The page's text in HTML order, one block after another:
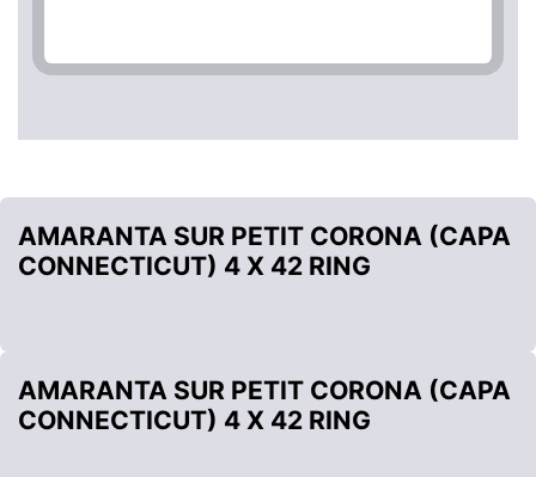
AMARANTA SUR PETIT CORONA (CAPA
CONNECTICUT) 4 X 42 RING
AMARANTA SUR PETIT CORONA (CAPA
CONNECTICUT) 4 X 42 RING